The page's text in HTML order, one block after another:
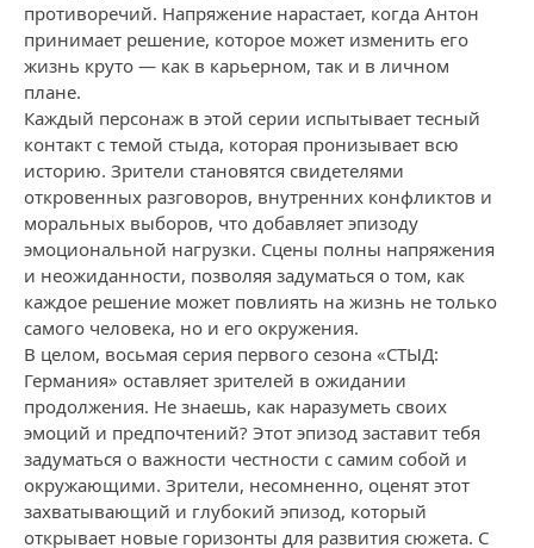
противоречий. Напряжение нарастает, когда Антон
принимает решение, которое может изменить его
жизнь круто — как в карьерном, так и в личном
плане.
Каждый персонаж в этой серии испытывает тесный
контакт с темой стыда, которая пронизывает всю
историю. Зрители становятся свидетелями
откровенных разговоров, внутренних конфликтов и
моральных выборов, что добавляет эпизоду
эмоциональной нагрузки. Сцены полны напряжения
и неожиданности, позволяя задуматься о том, как
каждое решение может повлиять на жизнь не только
самого человека, но и его окружения.
В целом, восьмая серия первого сезона «СТЫД:
Германия» оставляет зрителей в ожидании
продолжения. Не знаешь, как наразуметь своих
эмоций и предпочтений? Этот эпизод заставит тебя
задуматься о важности честности с самим собой и
окружающими. Зрители, несомненно, оценят этот
захватывающий и глубокий эпизод, который
открывает новые горизонты для развития сюжета. С